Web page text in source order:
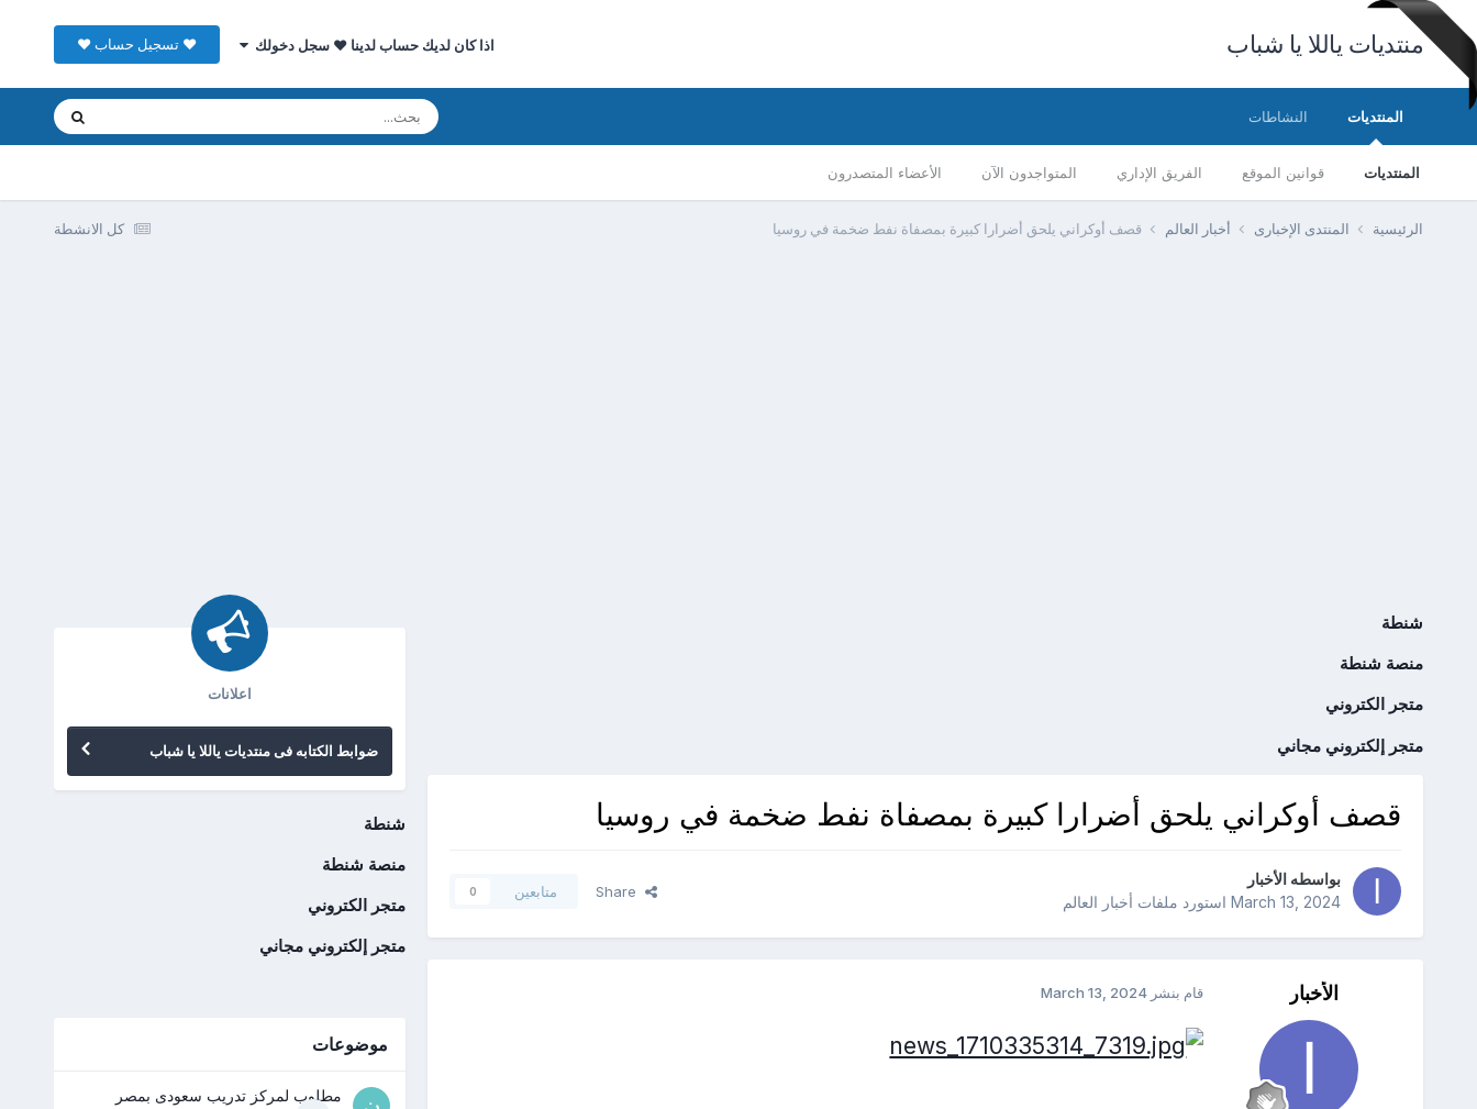
منتديات ياللا يا شباب اذا كان لديك حساب لدينا ♥ سجل دخولك ♥ تسجيل حساب ♥
المنتديات
المنتديات قوانين الموقع الفريق الإداري المتواجدون الآن الأعضاء المتصدرون
النشاطات
كل الانشطة الرئيسية المنتدى الإخبارى أخبار العالم قصف أوكراني يلحق أضرارا كبيرة بمصفاة نفط ضخمة في روسيا
شنطة
منصة شنطة
متجر الكتروني
متجر إلكتروني مجاني
قصف أوكراني يلحق أضرارا كبيرة بمصفاة نفط ضخمة في روسيا
بواسطه الأخبار
March 13, 2024استورد ملفات أخبار العالم
Share متابعين 0
الأخبار قام بنشر March 13, 2024
اعلانات
ضوابط الكتابه فى منتديات ياللا يا شباب
شنطة
منصة شنطة
متجر الكتروني
متجر إلكتروني مجاني
موضوعات
مطلوب لمركز تدريب سعودى بمصر